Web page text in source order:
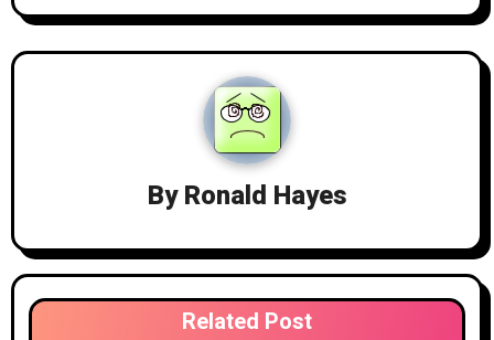
ByRonald Hayes
Related Post